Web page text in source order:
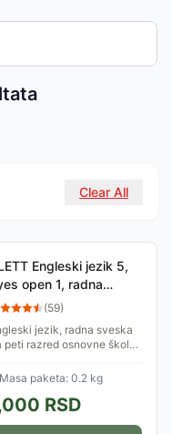
Clear All
Engleski jezik 5,
open 1, radna
za peti razred
(59)
jezik, radna sveska
peti razred osnovne škole.
prosvete, nauke i
razvoja.
Masa paketa: 0.2 kg
RSD